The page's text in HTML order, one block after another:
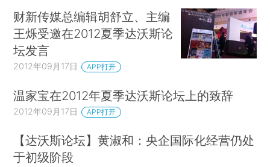
财新传媒总编辑胡舒立、主编
王烁受邀在2012夏季达沃斯论
坛发言
2012年09月17日 APP打开
温家宝在2012年夏季达沃斯论坛上的致辞
2012年09月17日 APP打开
【达沃斯论坛】黄淑和：央企国际化经营仍处
于初级阶段